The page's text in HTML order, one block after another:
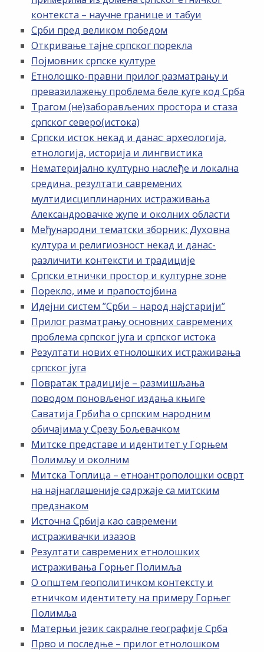
контекста – научне границе и табуи
Срби пред великом победом
Откривање тајне српског порекла
Појмовник српске културе
Етнолошко-правни прилог разматрању и
превазилажењу проблема беле куге код Срба
Трагом (не)заборављених простора и стаза
српског северо(истока)
Српски исток некад и данас: археологија,
етнологија, историја и лингвистика
Нематеријално културно наслеђе и локална
средина, резултати савремених
мултидисциплинарних истраживања
Александровачке жупе и околних области
Међународни тематски зборник: Духовна
култура и религиозност некад и данас-
различити контексти и традиције
Српски етнички простор и културне зоне
Порекло, име и прапостојбина
Идејни систем ”Срби – народ најстарији”
Прилог разматрању основних савремених
проблема српског југа и српског истока
Резултати нових етнолошких истраживања
српског југа
Повратак традиције – размишљања
поводом поновљеног издања књиге
Саватија Грбића о српским народним
обичајима у Срезу Бољевачком
Митске представе и идентитет у Горњем
Полимљу и околним
Митска Топлица – етноантрополошки осврт
на најнаглашеније садржаје са митским
предзнаком
Источна Србија као савремени
истраживачки изазов
Резултати савремених етнолошких
истраживања Горњег Полимља
О општем геополитичком контексту и
етничком идентитету на примеру Горњег
Полимља
Матерњи језик сакралне географије Срба
Прво и последње – прилог етнолошком